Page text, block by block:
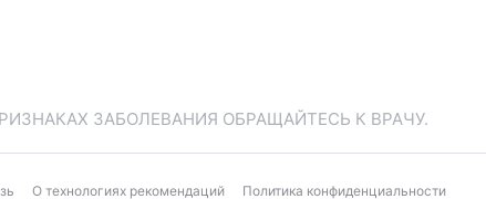
ЗАБОЛЕВАНИЯ ОБРАЩАЙТЕСЬ К ВРАЧУ.
О технологиях рекомендаций Политика конфиденциальности